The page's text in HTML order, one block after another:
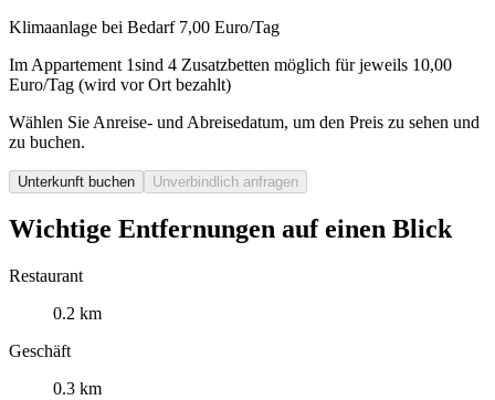
Klimaanlage bei Bedarf 7,00 Euro/Tag
Im Appartement 1sind 4 Zusatzbetten möglich für jeweils 10,00
Euro/Tag (wird vor Ort bezahlt)
Wählen Sie Anreise- und Abreisedatum, um den Preis zu sehen und
zu buchen.
Unterkunft buchen Unverbindlich anfragen
Wichtige Entfernungen auf einen Blick
Restaurant
0.2 km
Geschäft
0.3 km